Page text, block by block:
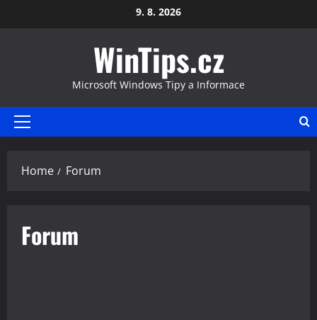
to
9. 8. 2026
WinTips.cz
Microsoft Windows Tipy a Informace
Primary
Home Forum
Forum